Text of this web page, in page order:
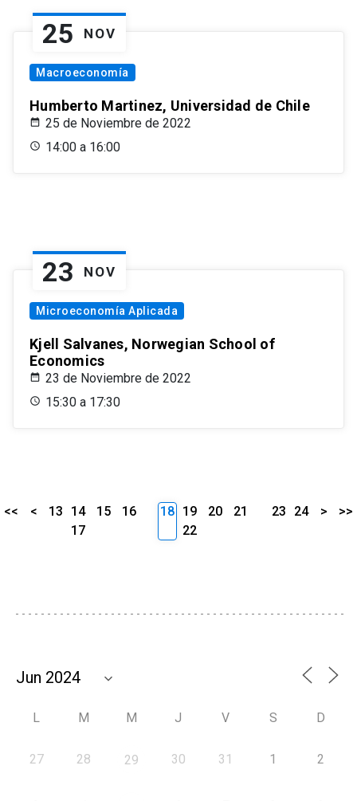
25 NOV
Macroeconomía
Humberto Martinez, Universidad de Chile
25 de Noviembre de 2022
14:00 a 16:00
23 NOV
Microeconomía Aplicada
Kjell Salvanes, Norwegian School of
Economics
23 de Noviembre de 2022
15:30 a 17:30
<< < 13 14 15
16
17
18 19 20
21
22
23 24 > >>
L M M J V S D
27 28 29 30 31 1 2